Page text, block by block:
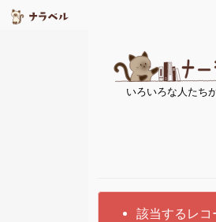
いろいろな人たち
該当するレコ